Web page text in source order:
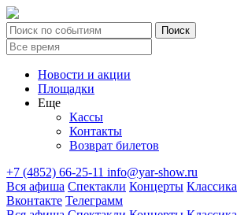
Новости и акции
Площадки
Еще
Кассы
Контакты
Возврат билетов
+7 (4852) 66-25-11 info@yar-show.ru
Вся афиша Спектакли Концерты Классика
Вконтакте Телеграмм